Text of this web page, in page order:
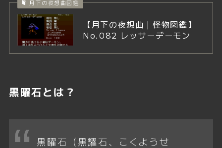
月下の夜想曲図鑑
【月下の夜想曲｜怪物図鑑】
No.082 レッサーデーモン
黒曜石とは？
黒曜石（黒耀石、こくようせ